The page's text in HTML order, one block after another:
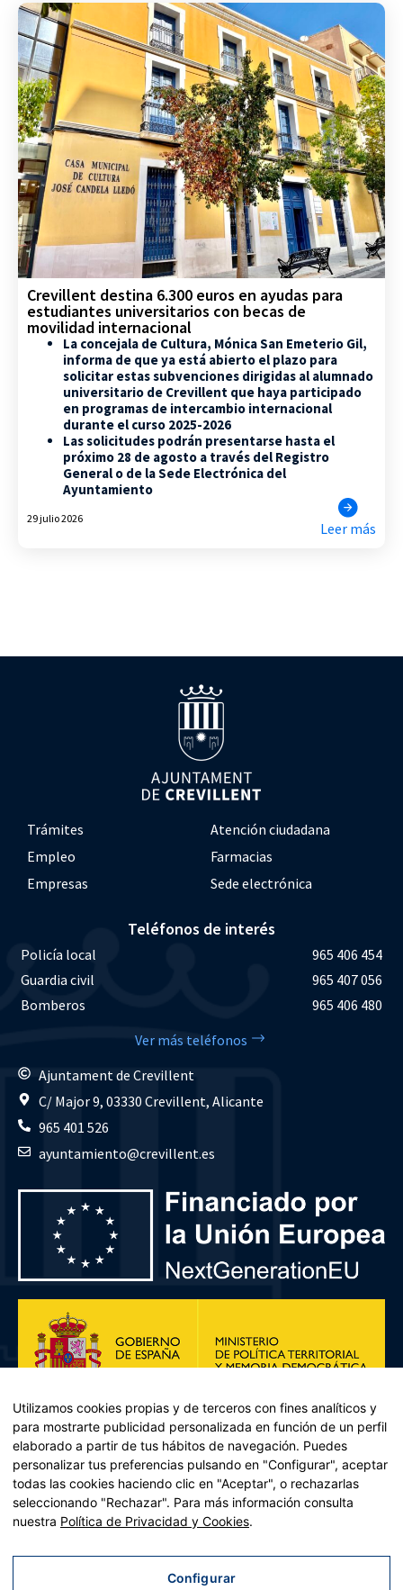
Crevillent destina 6.300 euros en ayudas para
estudiantes universitarios con becas de
movilidad internacional
La concejala de Cultura, Mónica San Emeterio Gil,
informa de que ya está abierto el plazo para
solicitar estas subvenciones dirigidas al alumnado
universitario de Crevillent que haya participado
en programas de intercambio internacional
durante el curso 2025-2026
Las solicitudes podrán presentarse hasta el
próximo 28 de agosto a través del Registro
General o de la Sede Electrónica del
Ayuntamiento
29 julio 2026
Leer más
Trámites
Atención ciudadana
Empleo
Farmacias
Empresas
Sede electrónica
Teléfonos de interés
Policía local
965 406 454
Guardia civil
965 407 056
Bomberos
965 406 480
Ver más teléfonos
Ajuntament de Crevillent
C/ Major 9, 03330 Crevillent, Alicante
965 401 526
ayuntamiento@crevillent.es
Plan de Recuperación, Transformación y Resiliencia – Financiado por
Recuperación y resiliencia, establecido por el Reglamento (UE)
2021/241 del Parlamento Europeo y del Consejo, de 12 de febrero
Utilizamos cookies propias y de terceros con fines analíticos y
para mostrarte publicidad personalizada en función de un perfil
elaborado a partir de tus hábitos de navegación. Puedes
personalizar tus preferencias pulsando en "Configurar", aceptar
todas las cookies haciendo clic en "Aceptar", o rechazarlas
seleccionando "Rechazar". Para más información consulta
nuestra Política de Privacidad y Cookies.
Configurar